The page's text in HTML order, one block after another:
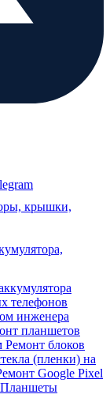
крышки,
телефонов
инженера
планшетов
Ремонт блоков
(пленки) на
Google Pixel
Планшеты